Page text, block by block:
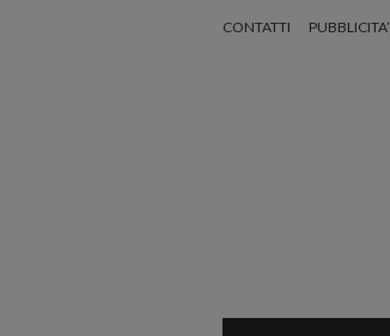
CONTATTI PUBBLICITA’